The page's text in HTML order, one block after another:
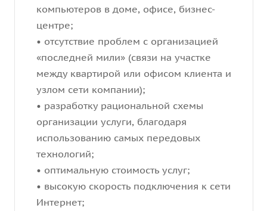
компьютеров в доме, офисе, бизнес-
центре;
• отсутствие проблем с организацией
«последней мили» (связи на участке
между квартирой или офисом клиента и
узлом сети компании);
• разработку рациональной схемы
организации услуги, благодаря
использованию самых передовых
технологий;
• оптимальную стоимость услуг;
• высокую скорость подключения к сети
Интернет;